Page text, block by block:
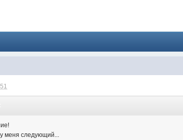
меня следующий...